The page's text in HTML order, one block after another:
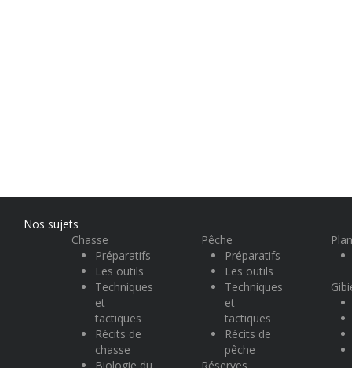
Nos sujets
Chasse
Préparatifs
Les outils
Techniques
et
tactiques
Récits de
chasse
Pêche
Préparatifs
Les outils
Techniques
et
tactiques
Récits de
pêche